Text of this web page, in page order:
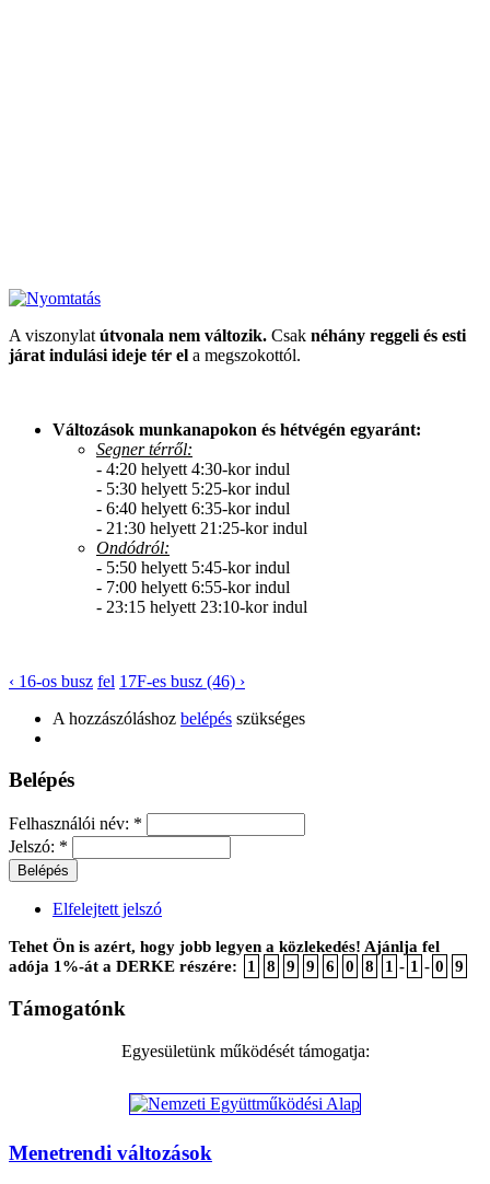
A viszonylat útvonala nem változik. Csak néhány reggeli és esti
járat indulási ideje tér el a megszokottól.
Változások munkanapokon és hétvégén egyaránt:
Segner térről:
- 4:20 helyett 4:30-kor indul
- 5:30 helyett 5:25-kor indul
- 6:40 helyett 6:35-kor indul
- 21:30 helyett 21:25-kor indul
Ondódról:
- 5:50 helyett 5:45-kor indul
- 7:00 helyett 6:55-kor indul
- 23:15 helyett 23:10-kor indul
‹ 16-os busz fel 17F-es busz (46) ›
A hozzászóláshoz belépés szükséges
Belépés
Felhasználói név: *
Jelszó: *
Elfelejtett jelszó
Tehet Ön is azért, hogy jobb legyen a közlekedés! Ajánlja fel
adója 1%-át a DERKE részére:
1 8 9 9 6 0 8 1 - 1 - 0 9
Támogatónk
Egyesületünk működését támogatja:
Menetrendi változások